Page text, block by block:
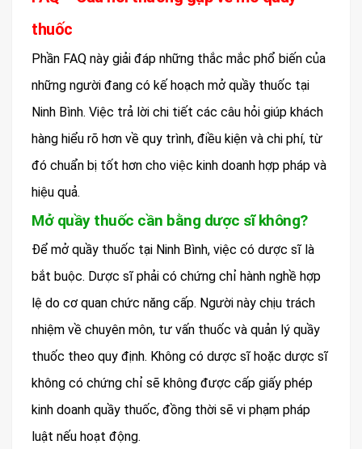
thuốc
Phần FAQ này giải đáp những thắc mắc phổ biến của
những người đang có kế hoạch mở quầy thuốc tại
Ninh Bình. Việc trả lời chi tiết các câu hỏi giúp khách
hàng hiểu rõ hơn về quy trình, điều kiện và chi phí, từ
đó chuẩn bị tốt hơn cho việc kinh doanh hợp pháp và
hiệu quả.
Mở quầy thuốc cần bằng dược sĩ không?
Để mở quầy thuốc tại Ninh Bình, việc có dược sĩ là
bắt buộc. Dược sĩ phải có chứng chỉ hành nghề hợp
lệ do cơ quan chức năng cấp. Người này chịu trách
nhiệm về chuyên môn, tư vấn thuốc và quản lý quầy
thuốc theo quy định. Không có dược sĩ hoặc dược sĩ
không có chứng chỉ sẽ không được cấp giấy phép
kinh doanh quầy thuốc, đồng thời sẽ vi phạm pháp
luật nếu hoạt động.